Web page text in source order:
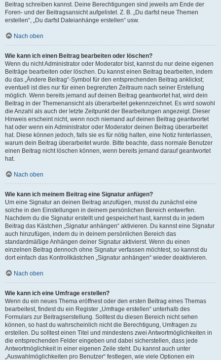
Beitrag schreiben kannst. Deine Berechtigungen sind jeweils am Ende der
Foren- und der Beitragsansicht aufgelistet. Z. B. „Du darfst neue Themen
erstellen“, „Du darfst Dateianhänge erstellen“ usw.
Nach oben
Wie kann ich einen Beitrag bearbeiten oder löschen?
Wenn du nicht Administrator oder Moderator bist, kannst du nur deine eigenen
Beiträge bearbeiten oder löschen. Du kannst einen Beitrag bearbeiten, indem
du das „Ändere Beitrag“-Symbol für den entsprechenden Beitrag anklickst;
eventuell ist dies nur für einen begrenzten Zeitraum nach seiner Erstellung
möglich. Wenn bereits jemand auf deinen Beitrag geantwortet hat, wird dein
Beitrag in der Themenansicht als überarbeitet gekennzeichnet. Es wird sowohl
die Anzahl als auch der letzte Zeitpunkt der Bearbeitungen angezeigt. Dieser
Hinweis erscheint nicht, wenn noch niemand auf deinen Beitrag geantwortet
hat oder wenn ein Administrator oder Moderator deinen Beitrag überarbeitet
hat. Diese können jedoch, falls sie es für nötig halten, eine Notiz hinterlassen,
warum dein Beitrag überarbeitet wurde. Bitte beachte, dass normale Benutzer
einen Beitrag nicht löschen können, wenn bereits jemand darauf geantwortet
hat.
Nach oben
Wie kann ich meinem Beitrag eine Signatur anfügen?
Um eine Signatur an deinen Beitrag anzufügen, musst du zunächst eine
solche in den Einstellungen in deinem persönlichen Bereich entwerfen.
Nachdem du die Signatur erstellt und gespeichert hast, kannst du in jedem
Beitrag das Kästchen „Signatur anhängen“ aktivieren. Du kannst eine Signatur
auch hinzufügen, indem du in deinem persönlichen Bereich das
standardmäßige Anhängen deiner Signatur aktivierst. Wenn du einen
einzelnen Beitrag dennoch ohne Signatur verfassen möchtest, so kannst du
dort einfach das Kontrollkästchen „Signatur anhängen“ wieder deaktivieren.
Nach oben
Wie kann ich eine Umfrage erstellen?
Wenn du ein neues Thema eröffnest oder den ersten Beitrag eines Themas
bearbeitest, findest du ein Register „Umfrage erstellen“ unterhalb des
Formulars zur Beitragserstellung. Solltest du diesen Bereich nicht sehen
können, so hast du wahrscheinlich nicht die Berechtigung, Umfragen zu
erstellen. Du solltest einen Titel und mindestens zwei Antwortmöglichkeiten in
die entsprechenden Felder eingeben und dabei sicherstellen, dass jede
Antwortmöglichkeit in einer eigenen Zeile steht. Du kannst auch unter
„Auswahlmöglichkeiten pro Benutzer“ festlegen, wie viele Optionen ein